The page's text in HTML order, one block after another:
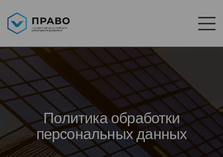
Политика обработки
персональных данных